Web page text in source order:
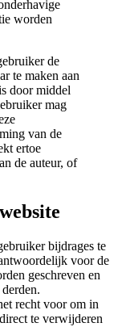
worden
de
te maken aan
door middel
mag
van de
ertoe
de auteur, of
bijdrages te
voor de
geschreven en
recht voor om in
te verwijderen